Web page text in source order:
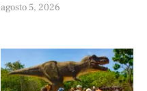
agosto 5, 2026